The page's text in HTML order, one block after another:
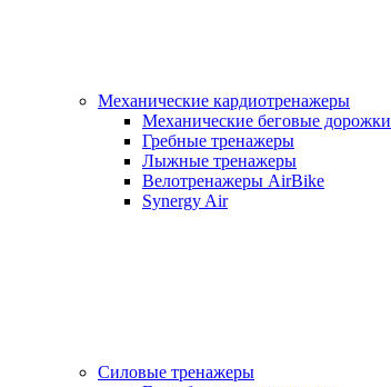
Механические кардиотренажеры
Механические беговые дорожки
Гребные тренажеры
Лыжные тренажеры
Велотренажеры AirBike
Synergy Air
Силовые тренажеры